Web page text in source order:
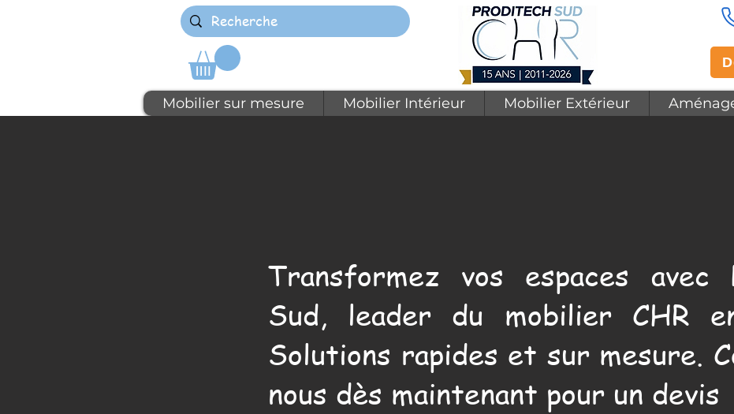
Mobilier sur mesure Mobilier Intérieur Mobilier Extérieur
Transformez vos espaces avec
Sud, leader du mobilier CHR
Solutions rapides et sur mesure.
nous dès maintenant pour un devis